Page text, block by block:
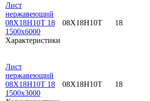
Лист
нержавеющий
08Х18Н10Т 18
1500x6000
Характеристики
08Х18Н10Т 18
Лист
нержавеющий
08Х18Н10Т 18
1500x3000
08Х18Н10Т 18